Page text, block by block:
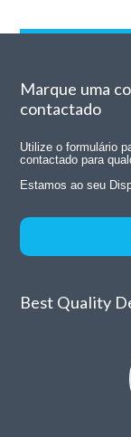
Marque uma
contactado
Utilize o formulário
contactado para
Estamos ao seu
Best Quality